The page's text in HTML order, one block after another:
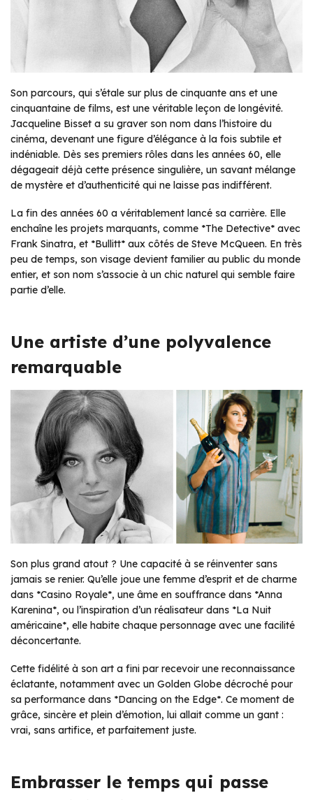
Son parcours, qui s’étale sur plus de cinquante ans et une
cinquantaine de films, est une véritable leçon de longévité.
Jacqueline Bisset a su graver son nom dans l’histoire du
cinéma, devenant une figure d’élégance à la fois subtile et
indéniable. Dès ses premiers rôles dans les années 60, elle
dégageait déjà cette présence singulière, un savant mélange
de mystère et d’authenticité qui ne laisse pas indifférent.
La fin des années 60 a véritablement lancé sa carrière. Elle
enchaîne les projets marquants, comme *The Detective* avec
Frank Sinatra, et *Bullitt* aux côtés de Steve McQueen. En très
peu de temps, son visage devient familier au public du monde
entier, et son nom s’associe à un chic naturel qui semble faire
partie d’elle.
Une artiste d’une polyvalence
remarquable
Son plus grand atout ? Une capacité à se réinventer sans
jamais se renier. Qu’elle joue une femme d’esprit et de charme
dans *Casino Royale*, une âme en souffrance dans *Anna
Karenina*, ou l’inspiration d’un réalisateur dans *La Nuit
américaine*, elle habite chaque personnage avec une facilité
déconcertante.
Cette fidélité à son art a fini par recevoir une reconnaissance
éclatante, notamment avec un Golden Globe décroché pour
sa performance dans *Dancing on the Edge*. Ce moment de
grâce, sincère et plein d’émotion, lui allait comme un gant :
vrai, sans artifice, et parfaitement juste.
Embrasser le temps qui passe